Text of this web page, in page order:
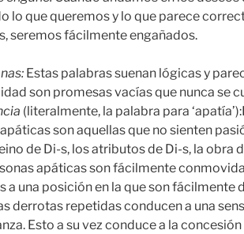
lo que queremos y lo que parece
seremos fácilmente engañados.
Estas palabras suenan lógicas y
son promesas vacías que nunca se
(literalmente, la palabra para
son aquellas que no sienten
de Di-s, los atributos de Di-s, la obra
apáticas son fácilmente
a una posición en la que son fácilmente
derrotas repetidas conducen a una
Esto a su vez conduce a la concesión